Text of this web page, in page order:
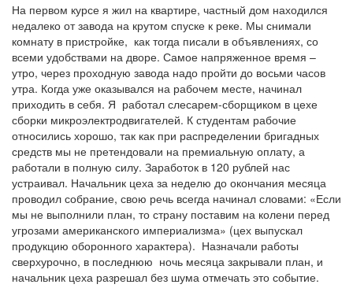
На первом курсе я жил на квартире, частный дом находился
недалеко от завода на крутом спуске к реке. Мы снимали
комнату в пристройке, как тогда писали в объявлениях, со
всеми удобствами на дворе. Самое напряженное время –
утро, через проходную завода надо пройти до восьми часов
утра. Когда уже оказывался на рабочем месте, начинал
приходить в себя. Я работал слесарем-сборщиком в цехе
сборки микроэлектродвигателей. К студентам рабочие
относились хорошо, так как при распределении бригадных
средств мы не претендовали на премиальную оплату, а
работали в полную силу. Заработок в 120 рублей нас
устраивал. Начальник цеха за неделю до окончания месяца
проводил собрание, свою речь всегда начинал словами: «Если
мы не выполнили план, то страну поставим на колени перед
угрозами американского империализма» (цех выпускал
продукцию оборонного характера). Назначали работы
сверхурочно, в последнюю ночь месяца закрывали план, и
начальник цеха разрешал без шума отмечать это событие.